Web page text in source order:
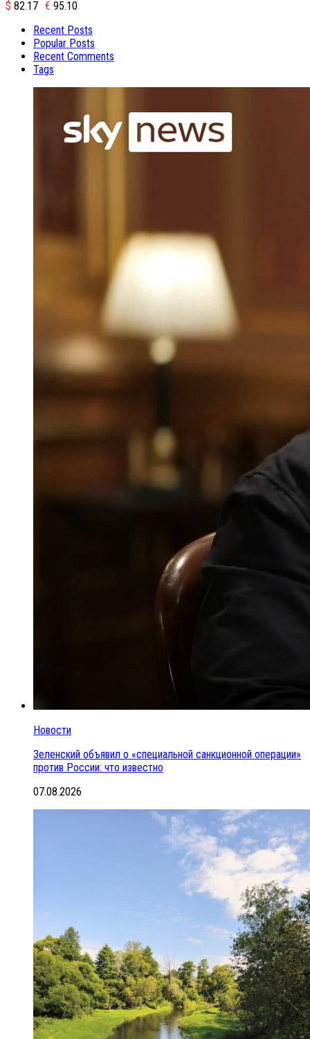
$ 82.17 € 95.10
Recent Posts
Popular Posts
Recent Comments
Tags
Новости
Зеленский объявил о «специальной санкционной операции»
против России: что известно
07.08.2026